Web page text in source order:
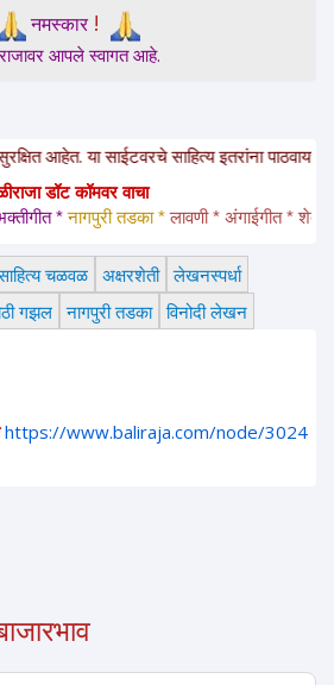
नमस्कार!
आपले स्वागत आहे.
साईटवरचे साहित्य इतरांना पाठवायचे असल्यास
डॉट कॉमवर वाचा
* नागपुरी तडका * लावणी * अंगाईगीत *
चळवळ अक्षरशेती लेखनस्पर्धा
गझल नागपुरी तडका विनोदी लेखन
https://www.baliraja.com/node/3024